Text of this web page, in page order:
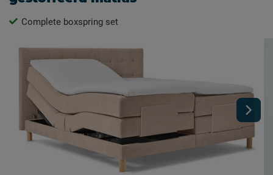
Complete boxspring set